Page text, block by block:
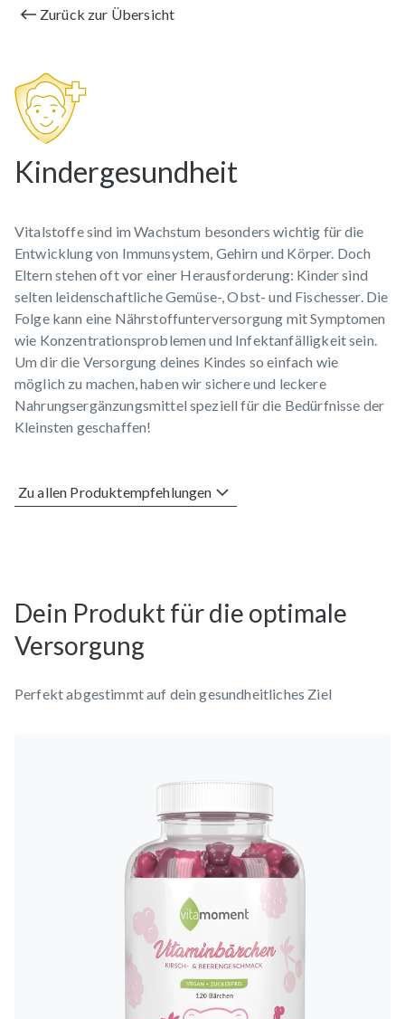
Zurück zur Übersicht
Kindergesundheit
Vitalstoffe sind im Wachstum besonders wichtig für die
Entwicklung von Immunsystem, Gehirn und Körper. Doch
Eltern stehen oft vor einer Herausforderung: Kinder sind
selten leidenschaftliche Gemüse-, Obst- und Fischesser. Die
Folge kann eine Nährstoffunterversorgung mit Symptomen
wie Konzentrationsproblemen und Infektanfälligkeit sein.
Um dir die Versorgung deines Kindes so einfach wie
möglich zu machen, haben wir sichere und leckere
Nahrungsergänzungsmittel speziell für die Bedürfnisse der
Kleinsten geschaffen!
Zu allen Produktempfehlungen
Dein Produkt für die optimale
Versorgung
Perfekt abgestimmt auf dein gesundheitliches Ziel